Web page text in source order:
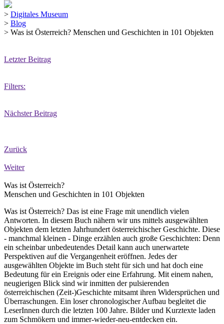
> Digitales Museum
> Blog
> Was ist Österreich? Menschen und Geschichten in 101 Objekten
Letzter Beitrag
Filters:
Nächster Beitrag
Zurück
Weiter
Was ist Österreich?
Menschen und Geschichten in 101 Objekten
Was ist Österreich? Das ist eine Frage mit unendlich vielen
Antworten. In diesem Buch nähern wir uns mittels ausgewählten
Objekten dem letzten Jahrhundert österreichischer Geschichte. Diese
- manchmal kleinen - Dinge erzählen auch große Geschichten: Denn
ein scheinbar unbedeutendes Detail kann auch unerwartete
Perspektiven auf die Vergangenheit eröffnen. Jedes der
ausgewählten Objekte im Buch steht für sich und hat doch eine
Bedeutung für ein Ereignis oder eine Erfahrung. Mit einem nahen,
neugierigen Blick sind wir inmitten der pulsierenden
österreichischen (Zeit-)Geschichte mitsamt ihren Widersprüchen und
Überraschungen. Ein loser chronologischer Aufbau begleitet die
LeserInnen durch die letzten 100 Jahre. Bilder und Kurztexte laden
zum Schmökern und immer-wieder-neu-entdecken ein.